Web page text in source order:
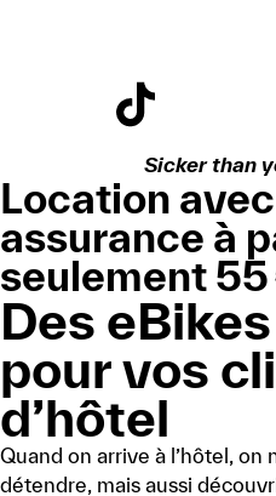
Sicker than
Location
assurance à
seulement
Des
pour vos
d’hôtel
Quand on arrive à l’hôtel, on
détendre, mais aussi